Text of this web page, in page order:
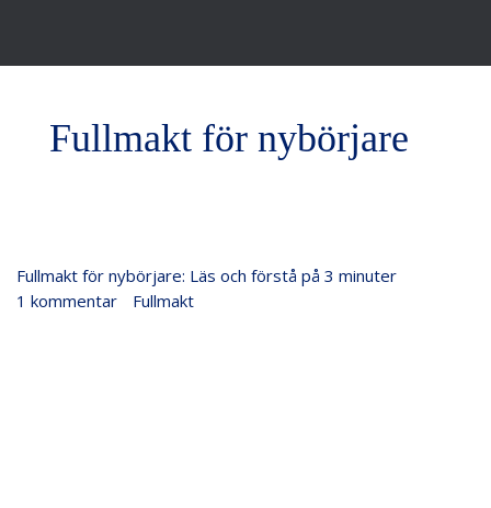
Fullmakt för nybörjare
Fullmakt för nybörjare: Läs och förstå på 3 minuter
1 kommentar
Fullmakt
för
nybörjare: